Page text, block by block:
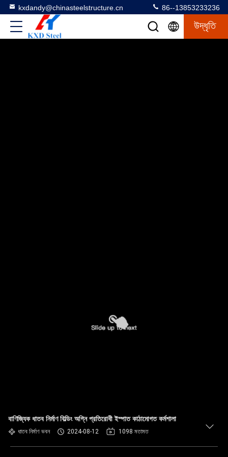
kxdandy@chinasteelstructure.cn 86--13853233236
উদ্ধৃতি
বাণিজ্যিক ধাতব নির্মাণ বিল্ডিং অগ্নি প্রতিরোধী ইস্পাত কাঠামোগত কর্মশালা
ধাতব নির্মাণ ভবন 2024-08-12 1098 মতামত